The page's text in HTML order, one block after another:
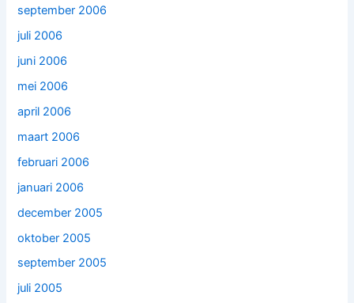
september 2006
juli 2006
juni 2006
mei 2006
april 2006
maart 2006
februari 2006
januari 2006
december 2005
oktober 2005
september 2005
juli 2005